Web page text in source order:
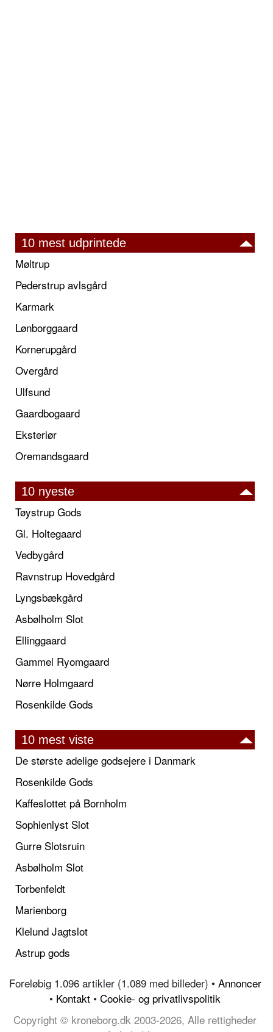
10 mest udprintede
Møltrup
Pederstrup avlsgård
Karmark
Lønborggaard
Kornerupgård
Overgård
Ulfsund
Gaardbogaard
Eksteriør
Oremandsgaard
10 nyeste
Tøystrup Gods
Gl. Holtegaard
Vedbygård
Ravnstrup Hovedgård
Lyngsbækgård
Asbølholm Slot
Ellinggaard
Gammel Ryomgaard
Nørre Holmgaard
Rosenkilde Gods
10 mest viste
De største adelige godsejere i Danmark
Rosenkilde Gods
Kaffeslottet på Bornholm
Sophienlyst Slot
Gurre Slotsruin
Asbølholm Slot
Torbenfeldt
Marienborg
Klelund Jagtslot
Astrup gods
Foreløbig 1.096 artikler (1.089 med billeder) • Annoncer
• Kontakt • Cookie- og privatlivspolitik
Copyright © kroneborg.dk 2003-2026, Alle rettigheder